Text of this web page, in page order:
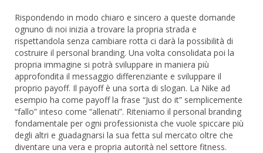
Rispondendo in modo chiaro e sincero a queste domande
ognuno di noi inizia a trovare la propria strada e
rispettandola senza cambiare rotta ci darà la possibilità di
costruire il personal branding. Una volta consolidata poi la
propria immagine si potrà sviluppare in maniera più
approfondita il messaggio differenziante e sviluppare il
proprio payoff. Il payoff è una sorta di slogan. La Nike ad
esempio ha come payoff la frase “Just do it” semplicemente
“fallo” inteso come “allenati”. Riteniamo il personal branding
fondamentale per ogni professionista che vuole spiccare più
degli altri e guadagnarsi la sua fetta sul mercato oltre che
diventare una vera e propria autorità nel settore fitness.